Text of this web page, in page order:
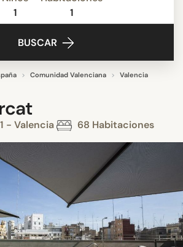
1
1
BUSCAR
Comunidad Valenciana
Valencia
- Valencia 68 Habitaciones